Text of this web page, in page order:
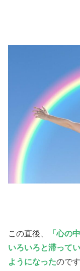
この直後、
「心の
いろいろと滞って
ようになったので